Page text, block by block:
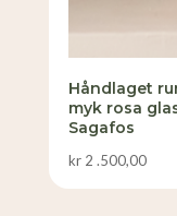
Håndlaget
myk rosa
Sagafos
kr2 .500,00